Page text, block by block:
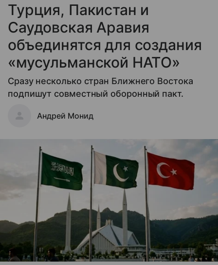
Турция, Пакистан и
Саудовская Аравия
объединятся для создания
«мусульманской НАТО»
Сразу несколько стран Ближнего Востока
подпишут совместный оборонный пакт.
Андрей Монид